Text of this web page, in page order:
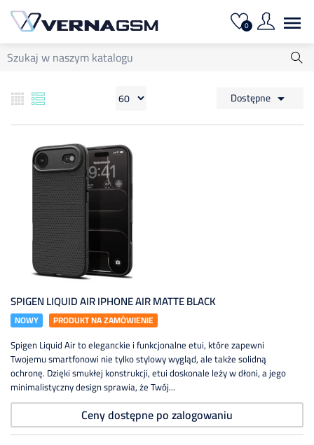
0 
Dostępne 
SPIGEN LIQUID AIR IPHONE AIR MATTE BLACK
NOWY PRODUKT NA ZAMÓWIENIE
Spigen Liquid Air to eleganckie i funkcjonalne etui, które zapewni
Twojemu smartfonowi nie tylko stylowy wygląd, ale także solidną
ochronę. Dzięki smukłej konstrukcji, etui doskonale leży w dłoni, a jego
minimalistyczny design sprawia, że Twój...
Ceny dostępne po zalogowaniu